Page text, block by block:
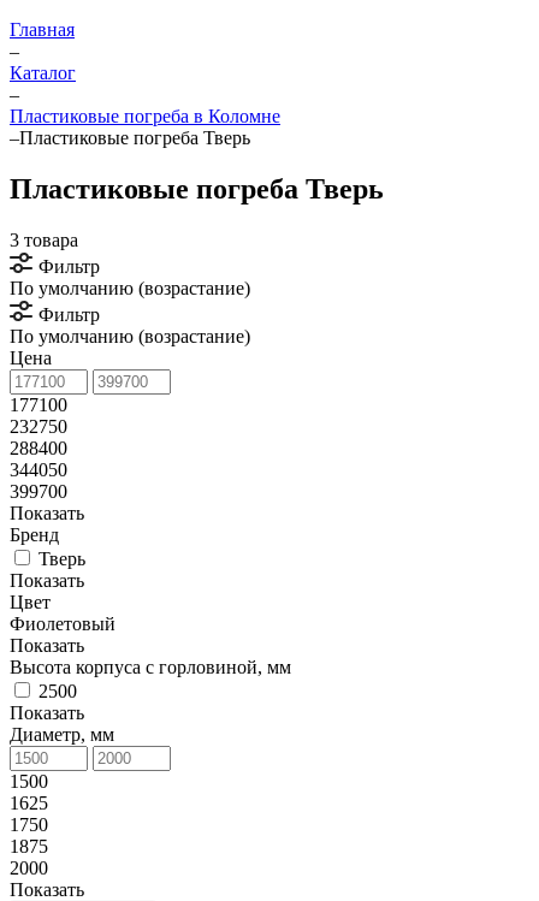
Главная
–
Каталог
–
Пластиковые погреба в Коломне
–Пластиковые погреба Тверь
Пластиковые погреба Тверь
3 товара
Фильтр
По умолчанию (возрастание)
Фильтр
По умолчанию (возрастание)
Цена
177100
232750
288400
344050
399700
Показать
Бренд
Тверь
Показать
Цвет
Фиолетовый
Показать
Высота корпуса с горловиной, мм
2500
Показать
Диаметр, мм
1500
1625
1750
1875
2000
Показать